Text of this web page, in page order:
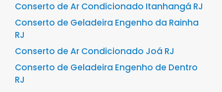
Conserto de Ar Condicionado Itanhangá RJ
Conserto de Geladeira Engenho da Rainha
RJ
Conserto de Ar Condicionado Joá RJ
Conserto de Geladeira Engenho de Dentro
RJ